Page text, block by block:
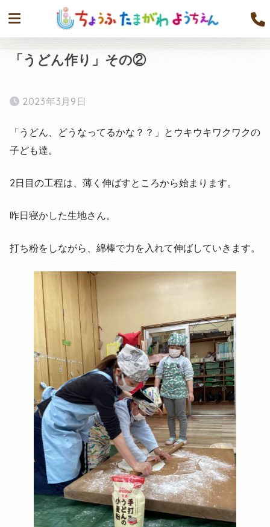
「うどん作り」その②
2023年3月9日
「うどん、どうなってるかな？？」とウキウキワクワクの
子ども達。
2日目の工程は、薄く伸ばすところから始まります。
昨日寝かした生地さん。
打ち粉をしながら、綿棒で力を入れて伸ばしていきます。